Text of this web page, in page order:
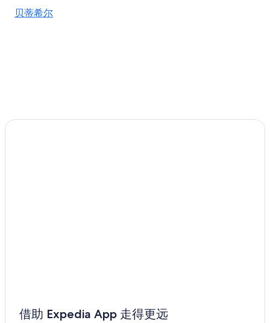
贝蒂希尔
借助 Expedia App 走得更远